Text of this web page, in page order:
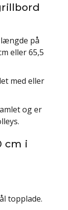
på
eller 65,5
med eller
og er
cm i
topplade.